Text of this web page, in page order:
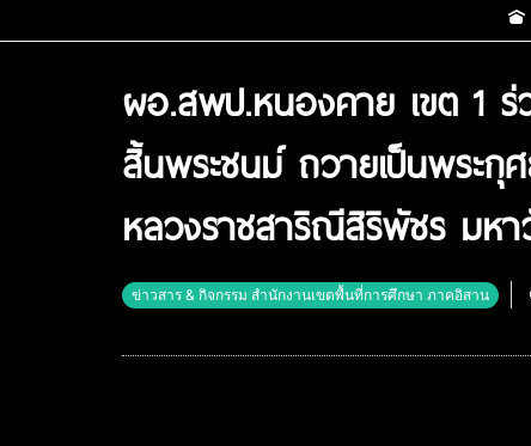
ผอ.สพป.หนองคาย เขต 1
สิ้นพระชนม์ ถวายเป็นพระกุ
หลวงราชสาริณีสิริพัชร มหา
ข่าวสาร & กิจกรรม สำนักงานเขตพื้นที่การศึกษา ภาคอิสาน